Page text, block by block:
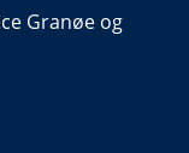
Granøe og